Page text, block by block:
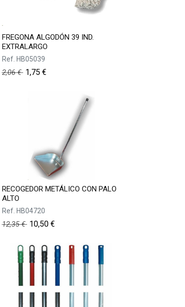
FREGONA ALGODÓN 39 IND.
EXTRALARGO
Ref. HB05039
2,06€ 1,75 €
RECOGEDOR METÁLICO CON PALO
ALTO
Ref. HB04720
12,35€ 10,50€